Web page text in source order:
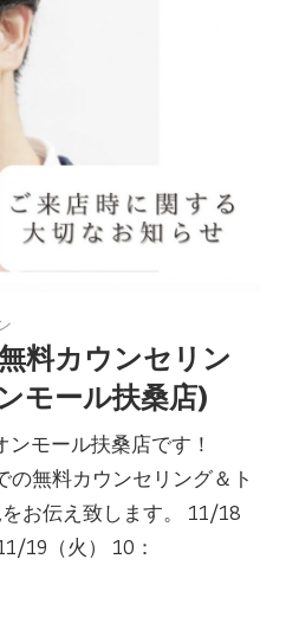
無料カウンセリン
モール扶桑店)
ンモール扶桑店です！
無料カウンセリング＆ト
お伝え致します。 11/18
19（火） 10：